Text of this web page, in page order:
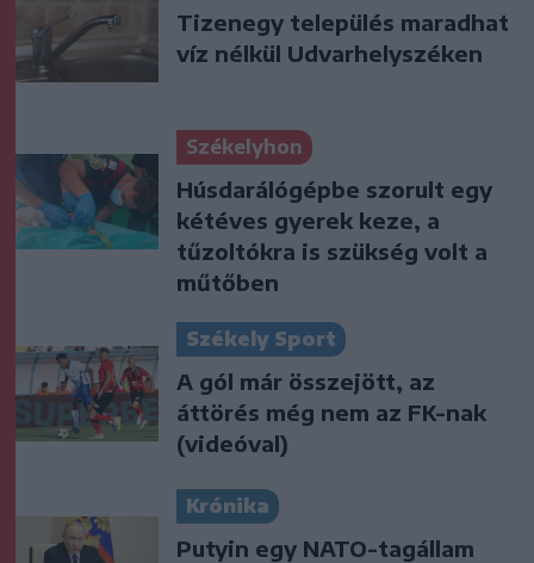
Tizenegy település maradhat
víz nélkül Udvarhelyszéken
Székelyhon
Húsdarálógépbe szorult egy
kétéves gyerek keze, a
tűzoltókra is szükség volt a
műtőben
Székely Sport
A gól már összejött, az
áttörés még nem az FK-nak
(videóval)
Krónika
Putyin egy NATO-tagállam